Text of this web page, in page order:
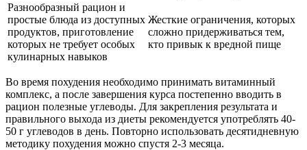
Разнообразный рацион и
простые блюда из доступных
продуктов, приготовление
которых не требует особых
кулинарных навыков
Жесткие ограничения, которых
сложно придерживаться тем,
кто привык к вредной пище
Во время похудения необходимо принимать витаминный
комплекс, а после завершения курса постепенно вводить в
рацион полезные углеводы. Для закрепления результата и
правильного выхода из диеты рекомендуется употреблять 40-
50 г углеводов в день. Повторно использовать десятидневную
методику похудения можно спустя 2-3 месяца.